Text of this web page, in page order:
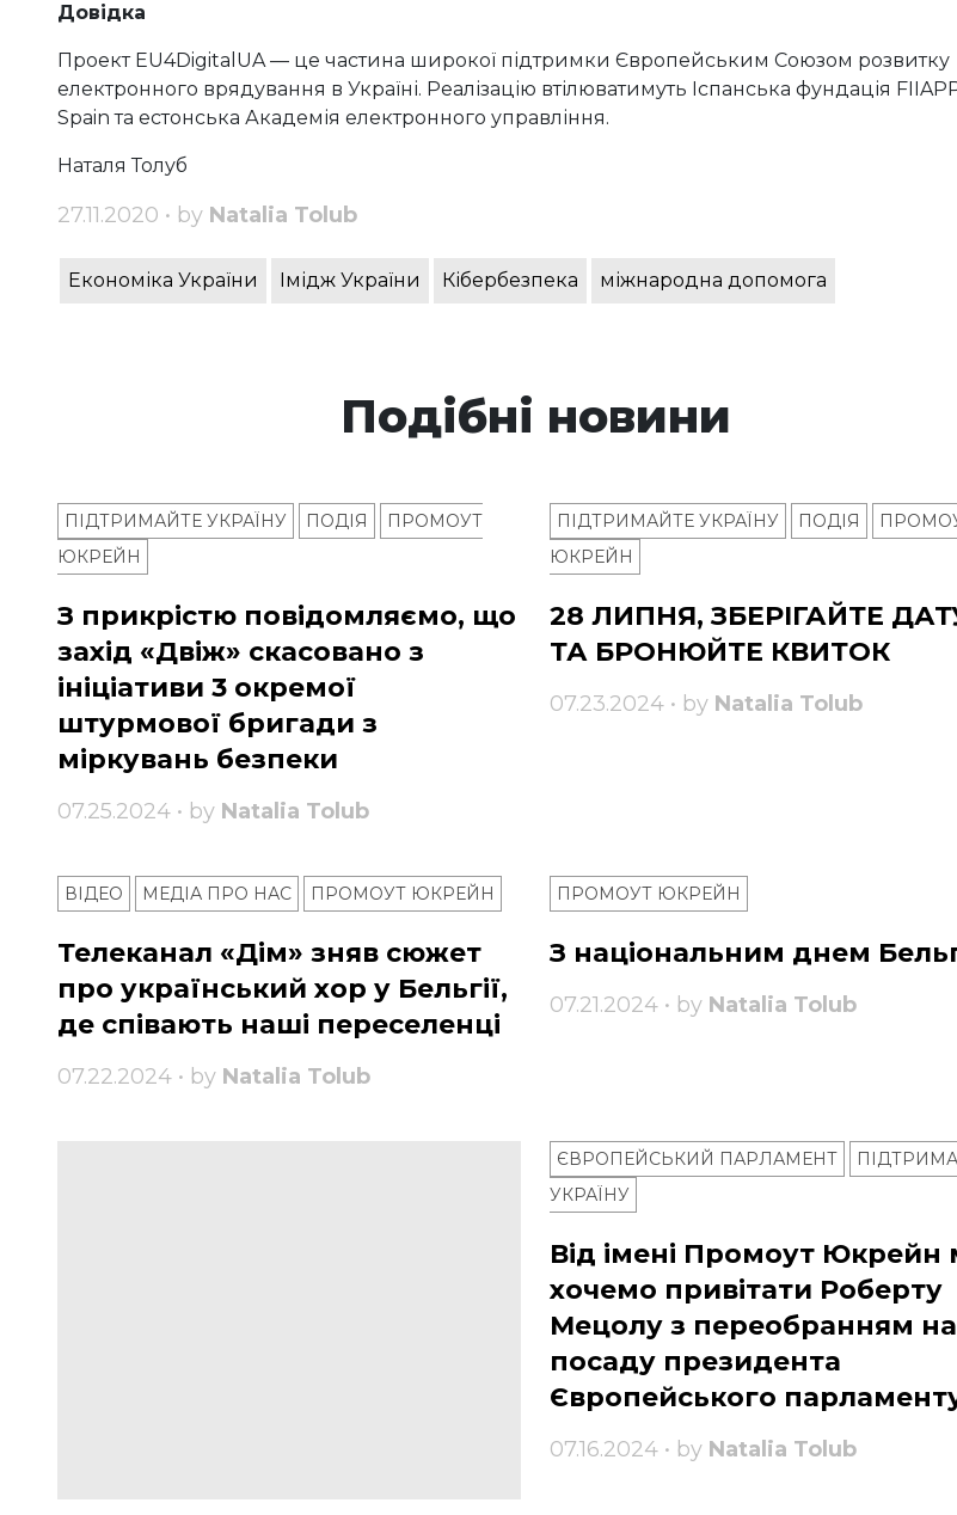
Довідка
Проект EU4DigitalUA — це частина широкої підтримки Європейським Союзом розвитку
електронного врядування в Україні. Реалізацію втілюватимуть Іспанська фундація
Spain та естонська Академія електронного управління.
Наталя Толуб
27.11.2020 • by Natalia Tolub
Економіка України Імідж України Кібербезпека міжнародна допомога
Подібні новини
ПІДТРИМАЙТЕ УКРАЇНУ ПОДІЯ
ПРОМОУТ
ЮКРЕЙН
З прикрістю повідомляємо, що
захід «Двіж» скасовано з
ініціативи 3 окремої
штурмової бригади з
міркувань безпеки
07.25.2024 • by Natalia Tolub
ПІДТРИМАЙТЕ УКРАЇНУ ПОДІЯ
ЮКРЕЙН
28 ЛИПНЯ, ЗБЕРІГАЙТЕ
ТА БРОНЮЙТЕ КВИТОК
07.23.2024 • by Natalia Tolub
ВІДЕО МЕДІА ПРО НАС ПРОМОУТ ЮКРЕЙН
Телеканал «Дім» зняв сюжет
про український хор у Бельгії,
де співають наші переселенці
07.22.2024 • by Natalia Tolub
ПРОМОУТ ЮКРЕЙН
З національним днем
07.21.2024 • by Natalia Tolub
ЄВРОПЕЙСЬКИЙ ПАРЛАМЕНТ
УКРАЇНУ
Від імені Промоут Юкрейн
хочемо привітати Роберту
Мецолу з переобранням на
посаду президента
Європейського
07.16.2024 • by Natalia Tolub